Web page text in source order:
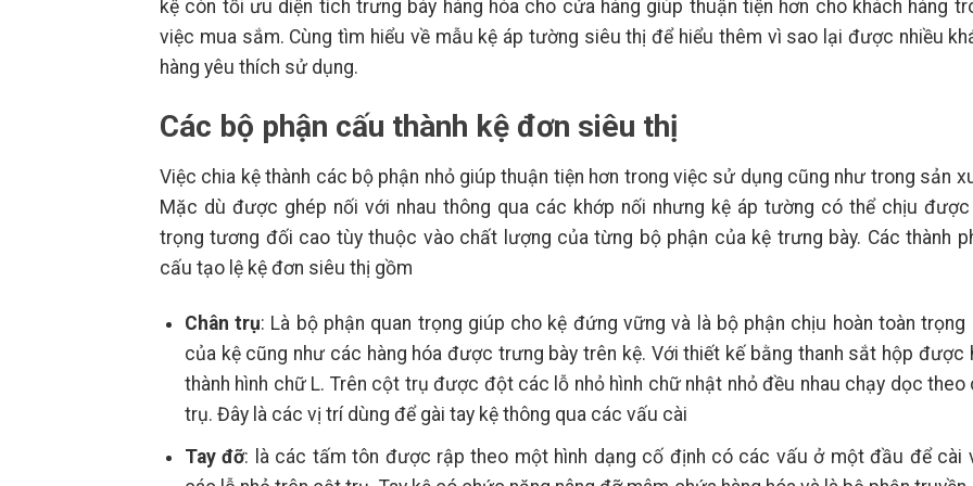
kệ còn tối ưu diện tích trưng bày hàng hóa cho cửa hàng giúp thuận tiện hơn cho khách hàng
việc mua sắm. Cùng tìm hiểu về mẫu kệ áp tường siêu thị để hiểu thêm vì sao lại được nhiều
hàng yêu thích sử dụng.
Các bộ phận cấu thành kệ đơn siêu thị
Việc chia kệ thành các bộ phận nhỏ giúp thuận tiện hơn trong việc sử dụng cũng như trong sản
Mặc dù được ghép nối với nhau thông qua các khớp nối nhưng kệ áp tường có thể chịu
trọng tương đối cao tùy thuộc vào chất lượng của từng bộ phận của kệ trưng bày. Các thành
cấu tạo lệ kệ đơn siêu thị gồm
Chân trụ: Là bộ phận quan trọng giúp cho kệ đứng vững và là bộ phận chịu hoàn toàn trọng
của kệ cũng như các hàng hóa được trưng bày trên kệ. Với thiết kế bằng thanh sắt hộp được
thành hình chữ L. Trên cột trụ được đột các lỗ nhỏ hình chữ nhật nhỏ đều nhau chạy dọc theo
trụ. Đây là các vị trí dùng để gài tay kệ thông qua các vấu cài
Tay đỡ: là các tấm tôn được rập theo một hình dạng cố định có các vấu ở một đầu để cài